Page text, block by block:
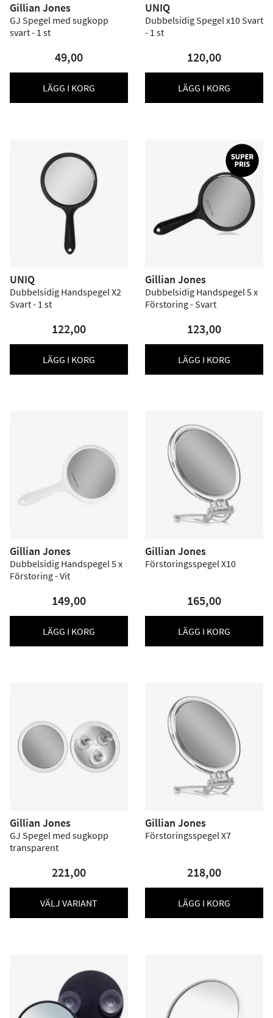
Gillian Jones
GJ Spegel med sugkopp
svart - 1 st
49,00
LÄGG I KORG
UNIQ
Dubbelsidig Spegel x10 Svart
- 1 st
120,00
LÄGG I KORG
UNIQ
Dubbelsidig Handspegel X2
Svart - 1 st
122,00
LÄGG I KORG
Gillian Jones
Dubbelsidig Handspegel 5 x
Förstoring - Svart
123,00
LÄGG I KORG
Gillian Jones
Dubbelsidig Handspegel 5 x
Förstoring - Vit
149,00
LÄGG I KORG
Gillian Jones
Förstoringsspegel X10
165,00
LÄGG I KORG
Gillian Jones
GJ Spegel med sugkopp
transparent
221,00
VÄLJ VARIANT
Gillian Jones
Förstoringsspegel X7
218,00
LÄGG I KORG